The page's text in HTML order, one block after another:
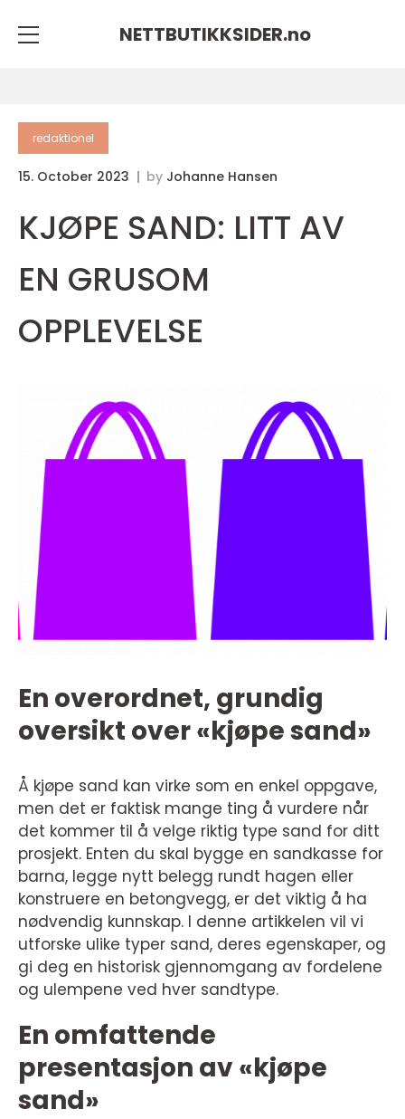
NETTBUTIKKSIDER.no
redaktionel
15. October 2023 by Johanne Hansen
KJØPE SAND: LITT AV
EN GRUSOM
OPPLEVELSE
En overordnet, grundig
oversikt over «kjøpe sand»
Å kjøpe sand kan virke som en enkel oppgave,
men det er faktisk mange ting å vurdere når
det kommer til å velge riktig type sand for ditt
prosjekt. Enten du skal bygge en sandkasse for
barna, legge nytt belegg rundt hagen eller
konstruere en betongvegg, er det viktig å ha
nødvendig kunnskap. I denne artikkelen vil vi
utforske ulike typer sand, deres egenskaper, og
gi deg en historisk gjennomgang av fordelene
og ulempene ved hver sandtype.
En omfattende
presentasjon av «kjøpe
sand»